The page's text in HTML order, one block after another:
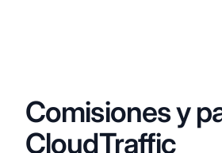
Comisiones y
CloudTraffic